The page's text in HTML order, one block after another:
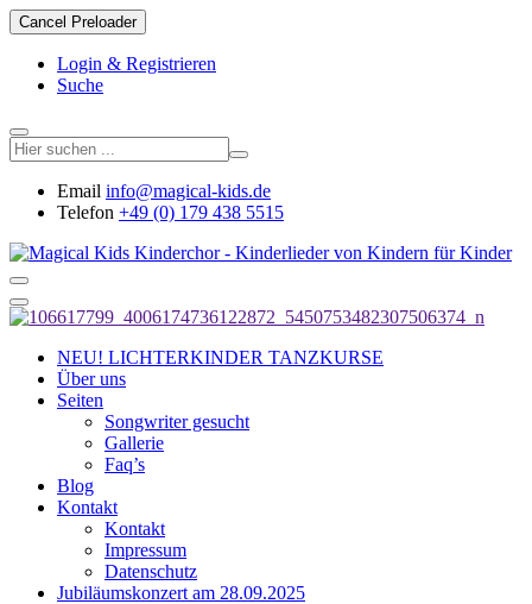
Cancel Preloader
Login & Registrieren
Suche
Email info@magical-kids.de
Telefon +49 (0) 179 438 5515
NEU! LICHTERKINDER TANZKURSE
Über uns
Seiten
Songwriter gesucht
Gallerie
Faq’s
Blog
Kontakt
Kontakt
Impressum
Datenschutz
Jubiläumskonzert am 28.09.2025